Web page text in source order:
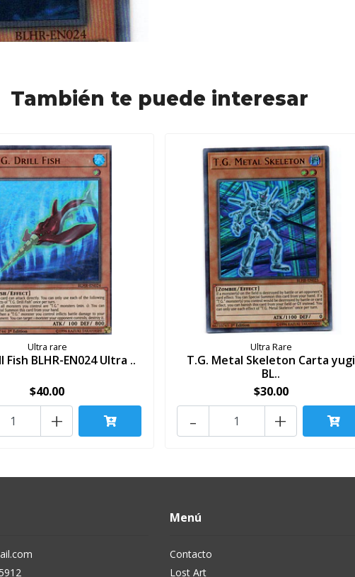
También te puede interesar
Ultra rare
Fish BLHR-EN024 Ultra ..
$40.00
+
Ultra Rare
T.G. Metal Skeleton Carta yugi
BL..
$30.00
+
-
Menú
Contacto
Lost Art